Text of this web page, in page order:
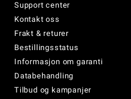
Support center
Kontakt oss
Frakt & returer
Bestillingsstatus
Informasjon om garanti
Databehandling
Tilbud og kampanjer